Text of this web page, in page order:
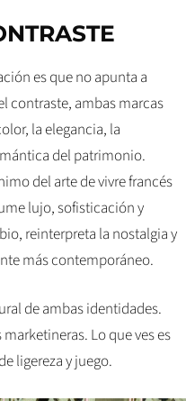
es que no apunta a
contraste, ambas marcas
la elegancia, la
del patrimonio.
del arte de vivre francés
lujo, sofisticación y
reinterpreta la nostalgia y
más contemporáneo.
de ambas identidades.
Lo que ves es
ligereza y juego.